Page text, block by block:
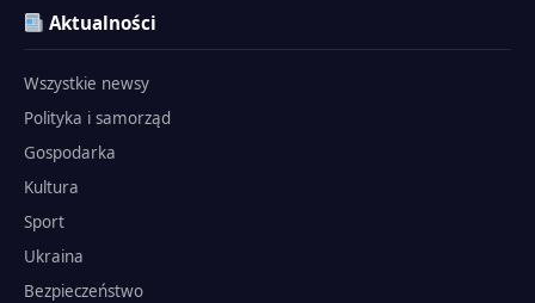
Aktualności
Wszystkie newsy
Polityka i samorząd
Gospodarka
Kultura
Sport
Ukraina
Bezpieczeństwo